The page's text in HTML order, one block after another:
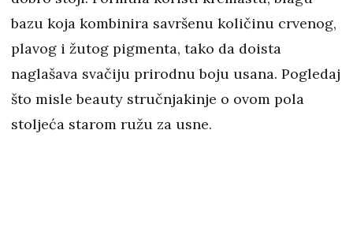
bazu koja kombinira savršenu količinu crvenog,
plavog i žutog pigmenta, tako da doista
naglašava svačiju prirodnu boju usana. Pogledaj
što misle beauty stručnjakinje o ovom pola
stoljeća starom ružu za usne.